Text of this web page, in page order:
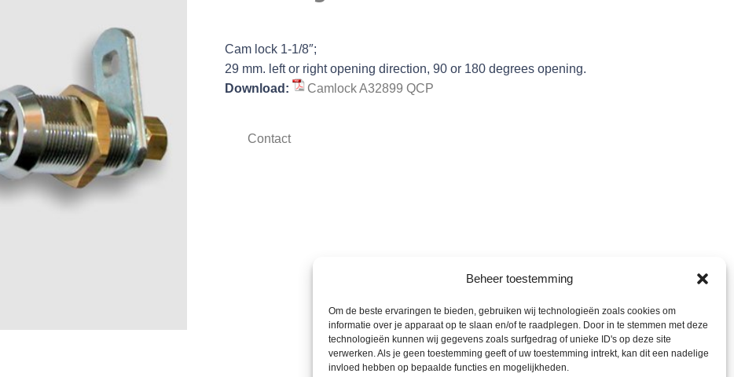
Beheer toestemming
Om de beste ervaringen te bieden, gebruiken wij technologieën zoals cookies om
informatie over je apparaat op te slaan en/of te raadplegen. Door in te stemmen met deze
technologieën kunnen wij gegevens zoals surfgedrag of unieke ID's op deze site
verwerken. Als je geen toestemming geeft of uw toestemming intrekt, kan dit een nadelige
invloed hebben op bepaalde functies en mogelijkheden.
Cam lock 1-1/8″;
29 mm. left or right opening direction, 90 or 180 degrees opening.
Download:
Camlock A32899 QCP
Contact